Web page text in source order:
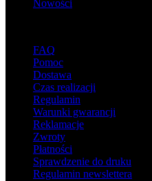
Nowości
FAQ
Pomoc
Dostawa
Czas realizacji
Regulamin
Warunki gwarancji
Reklamacje
Zwroty
Płatności
Sprawdzenie do druku
Regulamin newslettera